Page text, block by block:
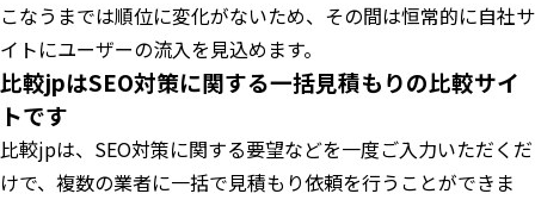
こなうまでは順位に変化がないため、その間は恒常的に自社サ
イトにユーザーの流入を見込めます。
比較jpはSEO対策に関する一括見積もりの比較サイ
トです
比較jpは、SEO対策に関する要望などを一度ご入力いただくだ
けで、複数の業者に一括で見積もり依頼を行うことができま